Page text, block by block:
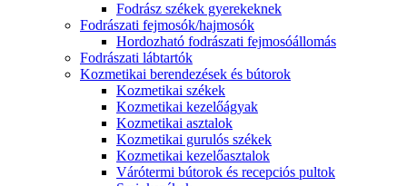
Fodrász székek gyerekeknek
Fodrászati fejmosók/hajmosók
Hordozható fodrászati fejmosóállomás
Fodrászati lábtartók
Kozmetikai berendezések és bútorok
Kozmetikai székek
Kozmetikai kezelőágyak
Kozmetikai asztalok
Kozmetikai gurulós székek
Kozmetikai kezelőasztalok
Várótermi bútorok és recepciós pultok